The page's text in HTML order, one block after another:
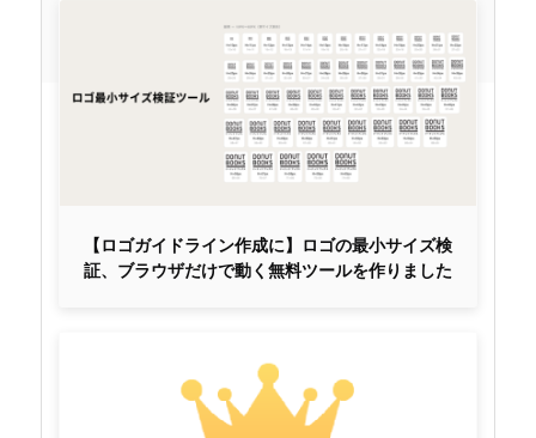
【ロゴガイドライン作成に】ロゴの最小サイズ検
証、ブラウザだけで動く無料ツールを作りました